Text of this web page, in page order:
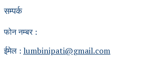
सम्पर्क
फोन नम्बर :
ईमेल : lumbinipati@gmail.com